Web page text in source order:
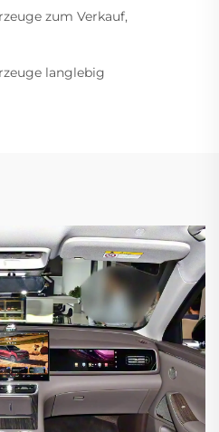
zum Verkauf,
langlebig